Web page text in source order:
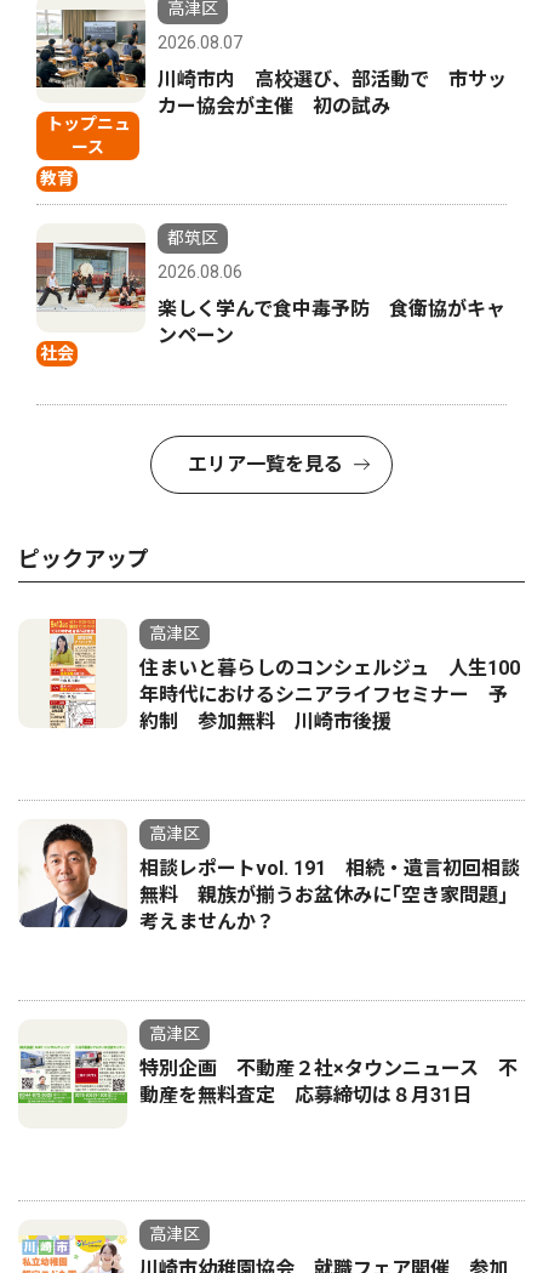
トップニュ
ース
教育
高津区
2026.08.07
川崎市内 高校選び、部活動で 市サッ
カー協会が主催 初の試み
社会
都筑区
2026.08.06
楽しく学んで食中毒予防 食衛協がキャ
ンペーン
エリア一覧を見る
ピックアップ
高津区
住まいと暮らしのコンシェルジュ 人生100
年時代におけるシニアライフセミナー 予
約制 参加無料 川崎市後援
高津区
相談レポートvol. 191 相続・遺言初回相談
無料 親族が揃うお盆休みに｢空き家問題｣
考えませんか？
高津区
特別企画 不動産２社×タウンニュース 不
動産を無料査定 応募締切は８月31日
高津区